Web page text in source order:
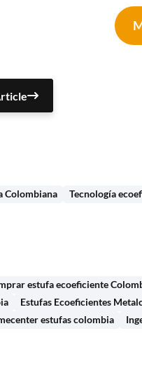
Colombiana Tecnología
estufa ecoeficiente
Estufas Ecoeficientes
estufas colombia